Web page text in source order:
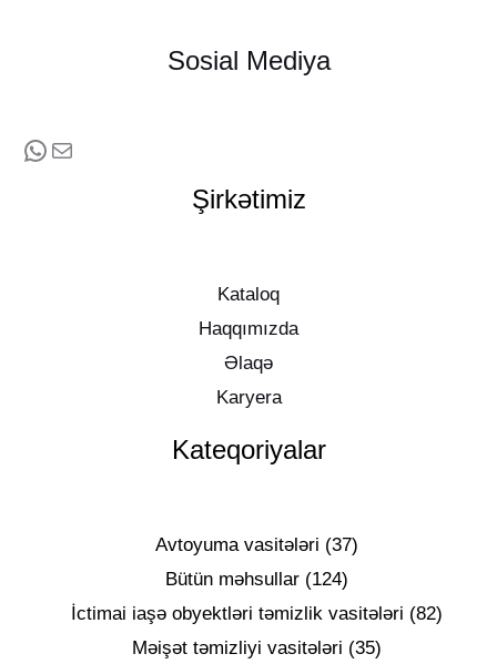
Sosial Mediya
Şirkətimiz
Kataloq
Haqqımızda
Əlaqə
Karyera
Kateqoriyalar
Avtoyuma vasitələri 37
Bütün məhsullar 124
İctimai iaşə obyektləri təmizlik vasitələri 82
Məişət təmizliyi vasitələri 35